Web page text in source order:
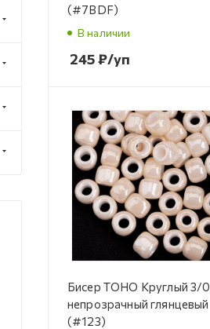
(#7BDF)
В наличии
245₽/уп
Бисер TOHO Круглый 3/0
непрозрачный глянцевый
(#123)